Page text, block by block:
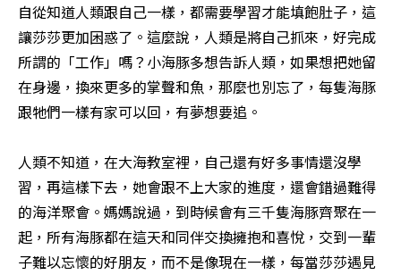
自從知道人類跟自己一樣，都需要學習才能填飽肚子，這
讓莎莎更加困惑了。這麼說，人類是將自己抓來，好完成
所謂的「工作」嗎？小海豚多想告訴人類，如果想把她留
在身邊，換來更多的掌聲和魚，那麼也別忘了，每隻海豚
跟牠們一樣有家可以回，有夢想要追。
人類不知道，在大海教室裡，自己還有好多事情還沒學
習，再這樣下去，她會跟不上大家的進度，還會錯過難得
的海洋聚會。媽媽說過，到時候會有三千隻海豚齊聚在一
起，所有海豚都在這天和同伴交換擁抱和喜悅，交到一輩
子難以忘懷的好朋友，而不是像現在一樣，每當莎莎遇見